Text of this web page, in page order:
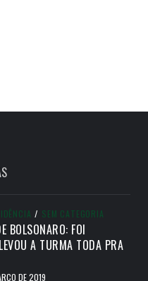
/ SEM CATEGORIA
BOLSONARO: FOI
A TURMA TODA PRA
DE 2019